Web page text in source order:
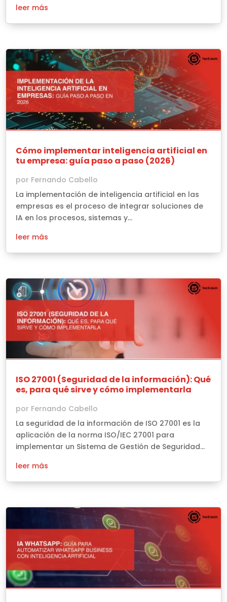
leer más
Cómo implementar inteligencia artificial en
tu empresa: guía paso a paso (2026)
por Fernando Cabello
La implementación de inteligencia artificial en las
empresas es el proceso de integrar soluciones de
IA en los procesos, sistemas y...
leer más
ISO 27001 (Seguridad de la información): Qué
es, para qué sirve y cómo implementarla
por Fernando Cabello
La seguridad de la información de ISO 27001 es la
aplicación de la norma ISO/IEC 27001 para
implementar un Sistema de Gestión de Seguridad...
leer más